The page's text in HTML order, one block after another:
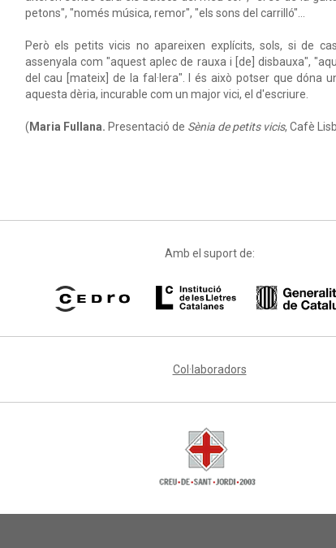
petons", "només música, remor", "els sons del carrilló"...
Però els petits vicis no apareixen explícits, sols, si de
assenyala com "aquest aplec de rauxa i [de] disbauxa",
del cau [mateix] de la fal·lera". I és això potser que dóna
aquesta dèria, incurable com un major vici, el d'escriure.
( Maria Fullana. Presentació de Sènia de petits vicis, Cafè
Amb el suport de:
Col·laboradors